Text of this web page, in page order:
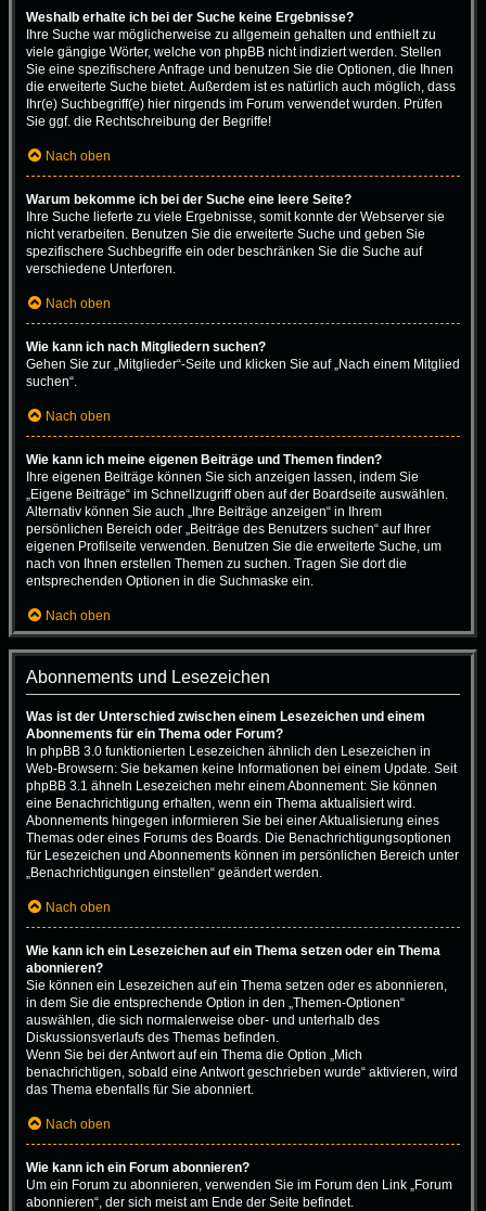
Weshalb erhalte ich bei der Suche keine Ergebnisse?
Ihre Suche war möglicherweise zu allgemein gehalten und enthielt zu
viele gängige Wörter, welche von phpBB nicht indiziert werden. Stellen
Sie eine spezifischere Anfrage und benutzen Sie die Optionen, die Ihnen
die erweiterte Suche bietet. Außerdem ist es natürlich auch möglich, dass
Ihr(e) Suchbegriff(e) hier nirgends im Forum verwendet wurden. Prüfen
Sie ggf. die Rechtschreibung der Begriffe!
Nach oben
Warum bekomme ich bei der Suche eine leere Seite?
Ihre Suche lieferte zu viele Ergebnisse, somit konnte der Webserver sie
nicht verarbeiten. Benutzen Sie die erweiterte Suche und geben Sie
spezifischere Suchbegriffe ein oder beschränken Sie die Suche auf
verschiedene Unterforen.
Nach oben
Wie kann ich nach Mitgliedern suchen?
Gehen Sie zur „Mitglieder“-Seite und klicken Sie auf „Nach einem Mitglied
suchen“.
Nach oben
Wie kann ich meine eigenen Beiträge und Themen finden?
Ihre eigenen Beiträge können Sie sich anzeigen lassen, indem Sie
„Eigene Beiträge“ im Schnellzugriff oben auf der Boardseite auswählen.
Alternativ können Sie auch „Ihre Beiträge anzeigen“ in Ihrem
persönlichen Bereich oder „Beiträge des Benutzers suchen“ auf Ihrer
eigenen Profilseite verwenden. Benutzen Sie die erweiterte Suche, um
nach von Ihnen erstellen Themen zu suchen. Tragen Sie dort die
entsprechenden Optionen in die Suchmaske ein.
Nach oben
Abonnements und Lesezeichen
Was ist der Unterschied zwischen einem Lesezeichen und einem
Abonnements für ein Thema oder Forum?
In phpBB 3.0 funktionierten Lesezeichen ähnlich den Lesezeichen in
Web-Browsern: Sie bekamen keine Informationen bei einem Update. Seit
phpBB 3.1 ähneln Lesezeichen mehr einem Abonnement: Sie können
eine Benachrichtigung erhalten, wenn ein Thema aktualisiert wird.
Abonnements hingegen informieren Sie bei einer Aktualisierung eines
Themas oder eines Forums des Boards. Die Benachrichtigungsoptionen
für Lesezeichen und Abonnements können im persönlichen Bereich unter
„Benachrichtigungen einstellen“ geändert werden.
Nach oben
Wie kann ich ein Lesezeichen auf ein Thema setzen oder ein Thema
abonnieren?
Sie können ein Lesezeichen auf ein Thema setzen oder es abonnieren,
in dem Sie die entsprechende Option in den „Themen-Optionen“
auswählen, die sich normalerweise ober- und unterhalb des
Diskussionsverlaufs des Themas befinden.
Wenn Sie bei der Antwort auf ein Thema die Option „Mich
benachrichtigen, sobald eine Antwort geschrieben wurde“ aktivieren, wird
das Thema ebenfalls für Sie abonniert.
Nach oben
Wie kann ich ein Forum abonnieren?
Um ein Forum zu abonnieren, verwenden Sie im Forum den Link „Forum
abonnieren“, der sich meist am Ende der Seite befindet.